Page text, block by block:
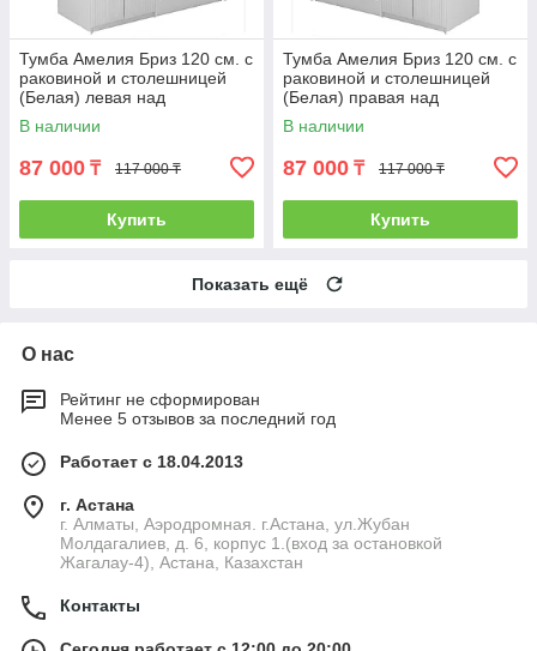
Тумба Амелия Бриз 120 см. с
раковиной и столешницей
(Белая) левая над
стиральной машиной. РФ
В наличии
87 000 ₸ 117 000 ₸
Купить
Тумба Амелия Бриз 120 см. с
раковиной и столешницей
(Белая) правая над
стиральной машиной. РФ
В наличии
87 000 ₸ 117 000 ₸
Купить
Показать ещё
О нас
Рейтинг не сформирован
Менее 5 отзывов за последний год
Работает с 18.04.2013
г. Астана
г. Алматы, Аэродромная. г.Астана, ул.Жубан
Молдагалиев, д. 6, корпус 1.(вход за остановкой
Жагалау-4), Астана, Казахстан
Контакты